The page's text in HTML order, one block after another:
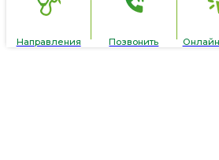
Направления Позвонить